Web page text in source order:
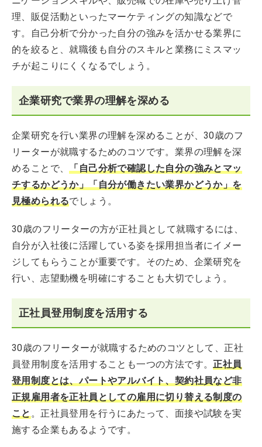
理、販促活動といったマーケティングの知識などで
す。自己分析で分かった自分の強みを活かせる業界に
的を絞ると、就職後も自分のスキルと業務にミスマッ
チが起こりにくくなるでしょう。
企業研究で業界の理解を深める
企業研究を行い業界の理解を深めることが、30歳のフ
リーターが就職するためのコツです。業界の理解を深
めることで、「自己分析で確認した自分の強みとマッ
チするかどうか」「自分が働きたい業界かどうか」を
見極められるでしょう。
30歳のフリーターの方が正社員として就職するには、
自分が入社後に活躍している姿を採用担当者にイメー
ジしてもらうことが重要です。そのため、企業研究を
行い、志望動機を明確にすることも大切でしょう。
正社員登用制度を活用する
30歳のフリーターが就職するためのコツとして、正社
員登用制度を活用することも一つの方法です。正社員
登用制度とは、パートやアルバイト、契約社員など非
正規雇用者を正社員としての雇用に切り替える制度の
こと。正社員登用を行うにあたって、面接や試験を実
施する企業もあるようです。